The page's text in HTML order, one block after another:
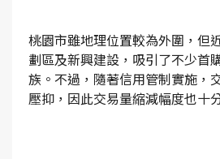
桃園市雖地理位置較為外圍，但
劃區及新興建設，吸引了不少首
族。不過，隨著信用管制實施，
壓抑，因此交易量縮減幅度也十